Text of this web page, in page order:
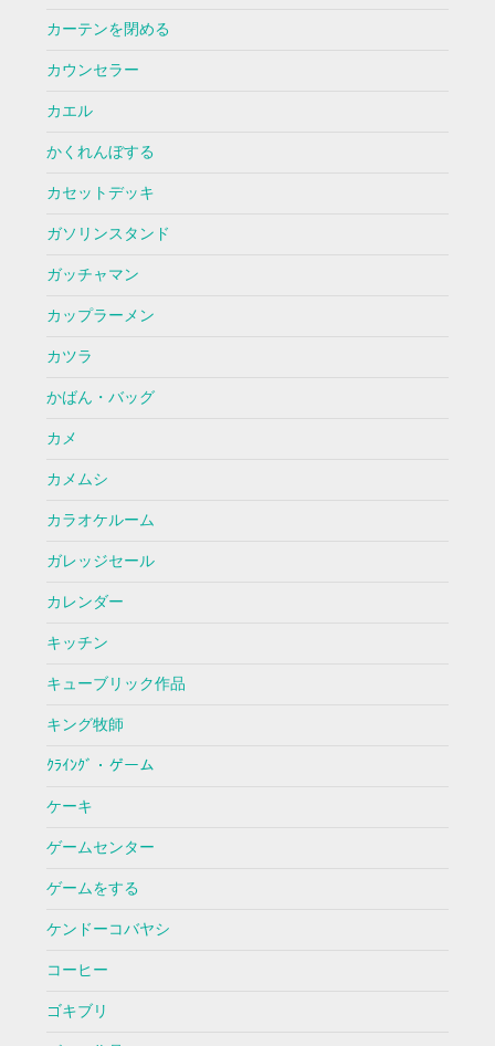
カーテンを閉める
カウンセラー
カエル
かくれんぼする
カセットデッキ
ガソリンスタンド
ガッチャマン
カップラーメン
カツラ
かばん・バッグ
カメ
カメムシ
カラオケルーム
ガレッジセール
カレンダー
キッチン
キューブリック作品
キング牧師
ｸﾗｲﾝｸﾞ・ゲーム
ケーキ
ゲームセンター
ゲームをする
ケンドーコバヤシ
コーヒー
ゴキブリ